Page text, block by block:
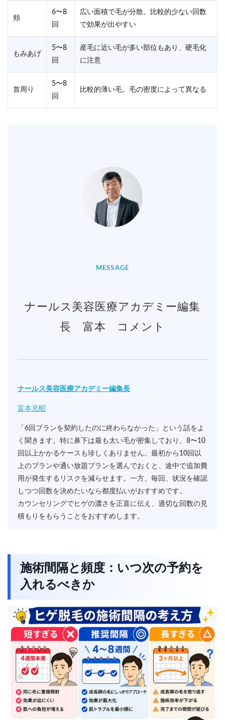
頬
6〜8
回
広い面積で毛が分散。比較的少ない回数
で効果が出やすい
もみあげ
5〜8
回
産毛に近い毛が多い部位もあり、硬毛化
に注意
首周り
5〜8
回
比較的薄い毛。毛の密度によって異なる
MESSAGE
ナールス美容医療アカデミー編集
長 富本 コメント
ナールス美容医療アカデミー編集長
富本充昭
「6回プランを契約したのに終わらなかった」という話をよ
く聞きます。特に鼻下は最も太い毛が密集しており、8〜10
回以上かかるケースも珍しくありません。最初から10回以
上のプランや通い放題プランを選んでおくと、途中で追加費
用が発生するリスクを減らせます。一方、毎回、状況を確認
しつつ回数を決めたいなら都度払いがおすすめです。
カウンセリングでヒゲの濃さを正直に伝え、適切な回数の見
積もりをもらうことをおすすめします。
施術間隔と頻度：いつ次の予約を
入れるべきか